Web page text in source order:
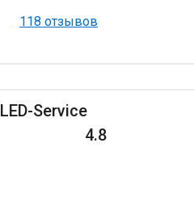
118 отзывов
LED-Service
4.8